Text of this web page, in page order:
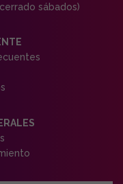
sábados)